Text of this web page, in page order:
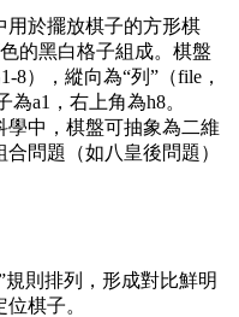
用於擺放棋子的方形棋
的黑白格子組成。棋盤
8），縱向為“列”（file，
a1，右上角為h8。
中，棋盤可抽象為二維
問題（如八皇後問題）
則排列，形成對比鮮明
棋子。